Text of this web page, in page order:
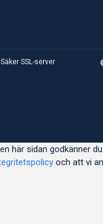
Säker SSL-server
här sidan godkänner
och att vi